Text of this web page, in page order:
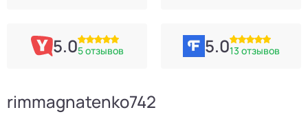
5.05 отзывов 5.013 отзывов
rimmagnatenko742